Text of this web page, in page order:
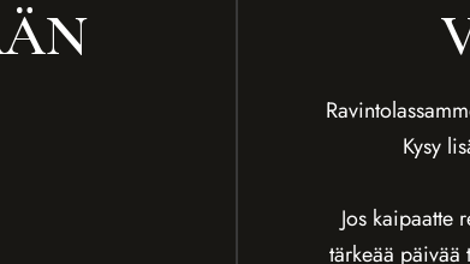
Kysy
Jos kaipaatte
tärkeää